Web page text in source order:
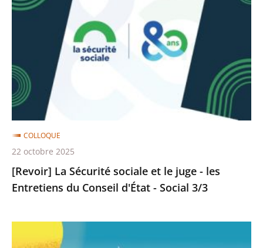
Sécurité
juge
les
Entretiens
du
Conseil
d'État
-
3/3
[Revoir] La Sécurité sociale et le juge - les
Entretiens du Conseil d'État - Social 3/3
COLLOQUE
22 octobre 2025